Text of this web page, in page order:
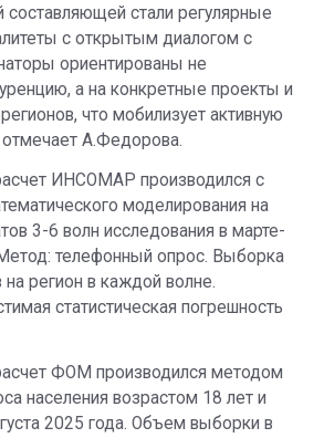
составляющей стали регулярные
с открытым диалогом с
ориентированы не
а на конкретные проекты и
что мобилизует активную
А.Федорова.
ИНСОМАР производился с
моделирования на
3-6 волн исследования в марте-
телефонный опрос. Выборка
регион в каждой волне.
статистическая погрешность
ФОМ производился методом
населения возрастом 18 лет и
2025 года. Объем выборки в